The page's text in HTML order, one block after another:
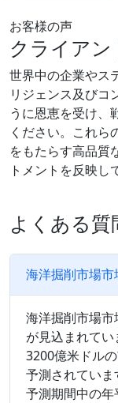
お客様の声
クライアン
世界中の企業やス
リジェンス及びコ
うに恩恵を受け、
ください。これら
をもたらす高品質
トメントを反映し
よくある質
海洋掘削市場市
海洋掘削市場
が見込まれてい
3200億米ドル
予測されていま
予測期間中の年